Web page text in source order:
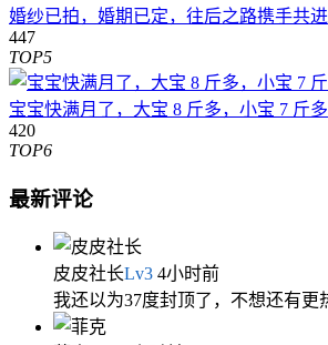
婚纱已拍，婚期已定，往后之路携手共进
447
TOP5
宝宝快满月了，大宝 8 斤多，小宝 7 斤多
420
TOP6
最新评论
皮皮社长Lv3 4小时前
我还以为37度封顶了，不想还有更